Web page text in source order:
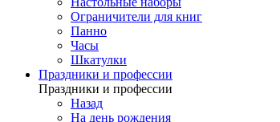
Ограничители для книг
Панно
Часы
Шкатулки
Праздники и профессии
Праздники и профессии
Назад
На день рождения